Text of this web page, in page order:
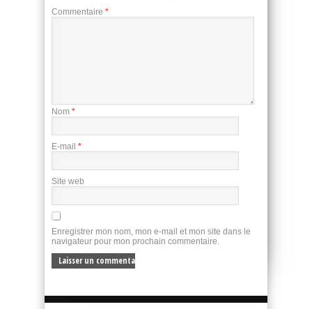
Commentaire *
Nom *
E-mail *
Site web
Enregistrer mon nom, mon e-mail et mon site dans le
navigateur pour mon prochain commentaire.